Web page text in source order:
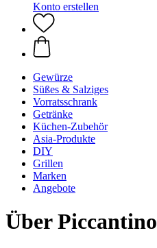
Konto erstellen
Gewürze
Süßes & Salziges
Vorratsschrank
Getränke
Küchen-Zubehör
Asia-Produkte
DIY
Grillen
Marken
Angebote
Über Piccantino